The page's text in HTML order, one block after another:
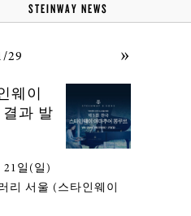
STEINWAY NEWS
29 »
웨이
과 발
21일(일)
리 서울 (스타인웨이